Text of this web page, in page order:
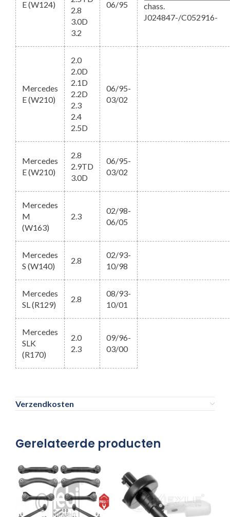
E (W124)
2.8
3.0D
3.2
06/95
chass.
J024847-/C052916-
Mercedes
E (W210)
2.0
2.0D
2.1D
2.2D
2.3
2.4
2.5D
06/95-
03/02
Mercedes
E (W210)
2.8
2.9TD
3.0D
06/95-
03/02
Mercedes
M
(W163)
2.3
02/98-
06/05
Mercedes
S (W140)
2.8
02/93-
10/98
Mercedes
SL (R129)
2.8
08/93-
10/01
Mercedes
SLK
(R170)
2.0
2.3
09/96-
03/00
Verzendkosten
Gerelateerde producten